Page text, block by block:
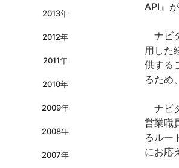
2013年
2012年
2011年
2010年
2009年
2008年
2007年
API』
ナビ
用した
供する
るため
ナビ
営業職
るルー
にお応